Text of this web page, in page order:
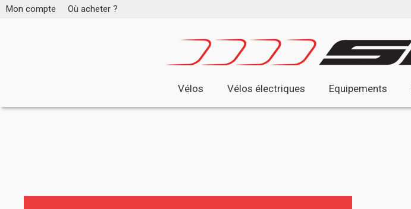
Mon compte Où acheter ?
Vélos Vélos électriques Equipements